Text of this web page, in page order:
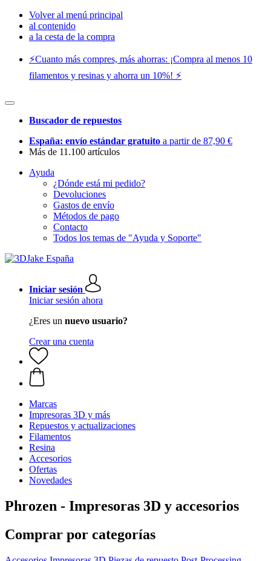
Volver al menú principal
al contenido
a la cesta de la compra
⚡️Cuanto más compres, más ahorras: ¡Compra al menos 10
filamentos y resinas y ahorra un 10%! ⚡️
Buscador de repuestos
España: envío estándar gratuito a partir de 87,90 €
Más de 11.100 artículos
Ayuda
¿Dónde está mi pedido?
Devoluciones
Gastos de envío
Métodos de pago
Contacto
Todos los temas de "Ayuda y Soporte"
Iniciar sesión
Iniciar sesión ahora
¿Eres un nuevo usuario?
Crear una cuenta
Marcas
Impresoras 3D y más
Repuestos y actualizaciones
Filamentos
Resina
Accesorios
Ofertas
Novedades
Phrozen - Impresoras 3D y accesorios
Comprar por categorías